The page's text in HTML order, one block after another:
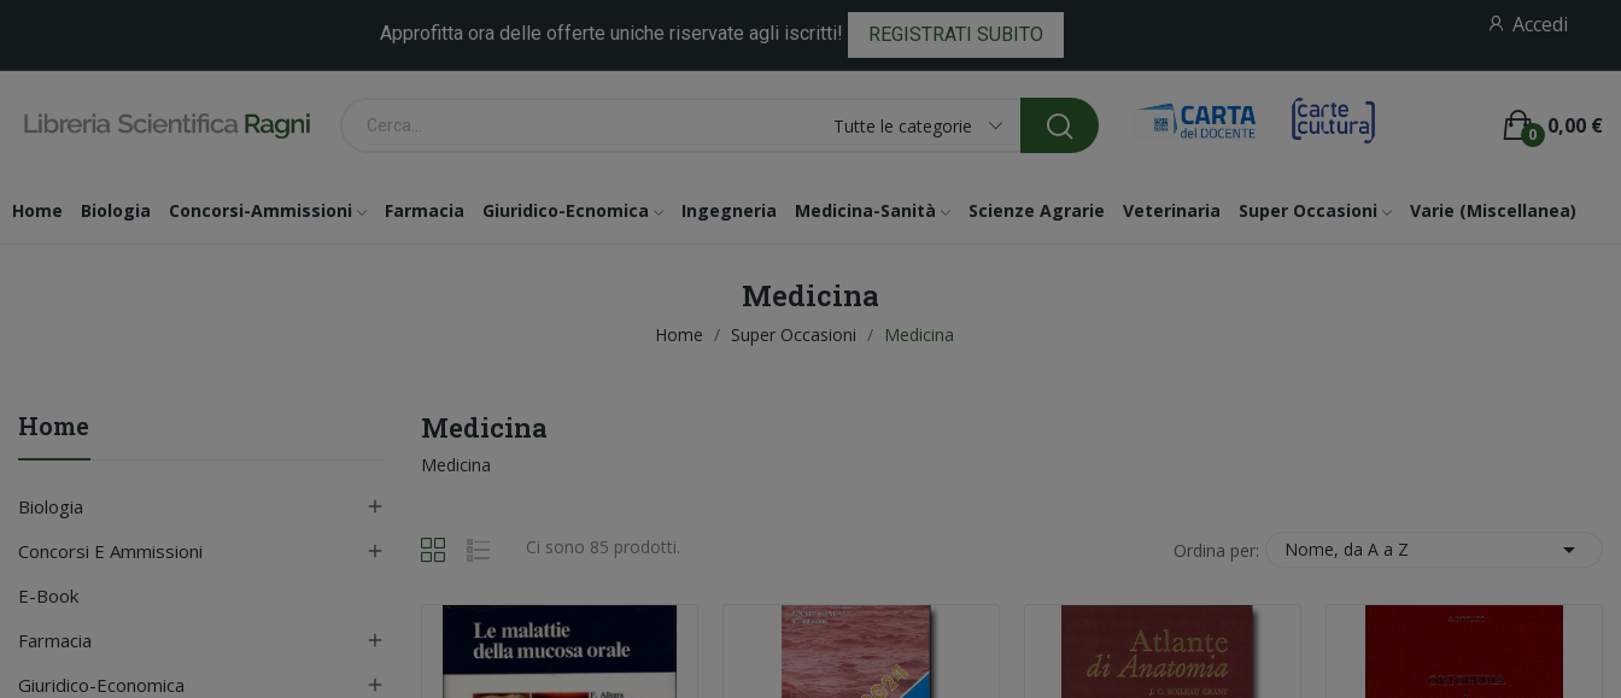
Approfitta ora delle offerte uniche riservate agli iscritti! REGISTRATI SUBITO Accedi
Tutte le categorie 0,00 €
0
Home Biologia Concorsi-Ammissioni Farmacia Giuridico-Ecnomica Ingegneria Medicina-Sanità Scienze Agrarie Veterinaria Super Occasioni Varie (miscellanea)
Medicina
Home Super Occasioni Medicina
Home
Biologia 
Concorsi E Ammissioni 
E-Book
Farmacia

Giuridico-Economica 
Medicina
Medicina
Ci sono 85 prodotti. Ordina per: Nome, da A a Z 